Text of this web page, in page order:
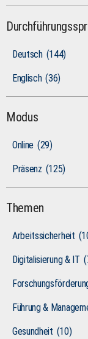
Deutsch (144)
Englisch (36)
Modus
Online (29)
Präsenz (125)
Themen
Arbeitssicherheit
Digitalisierung & IT
Führung &
Gesundheit (10)